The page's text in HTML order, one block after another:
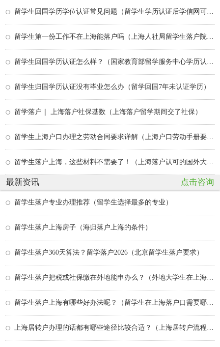
留学生归国学历认证没有毕业怎么办（留学回国7年未认证学历）
留学落户｜ 上海落户社保基数（上海落户留学期间交了社保）
最新资讯 点击咨询
留学生落户专业办理推荐（留学生选择最多的专业）
留学生落户上海房子（海归落户上海的条件）
留学生落户360天算法？留学落户2026（北京留学生落户要求）